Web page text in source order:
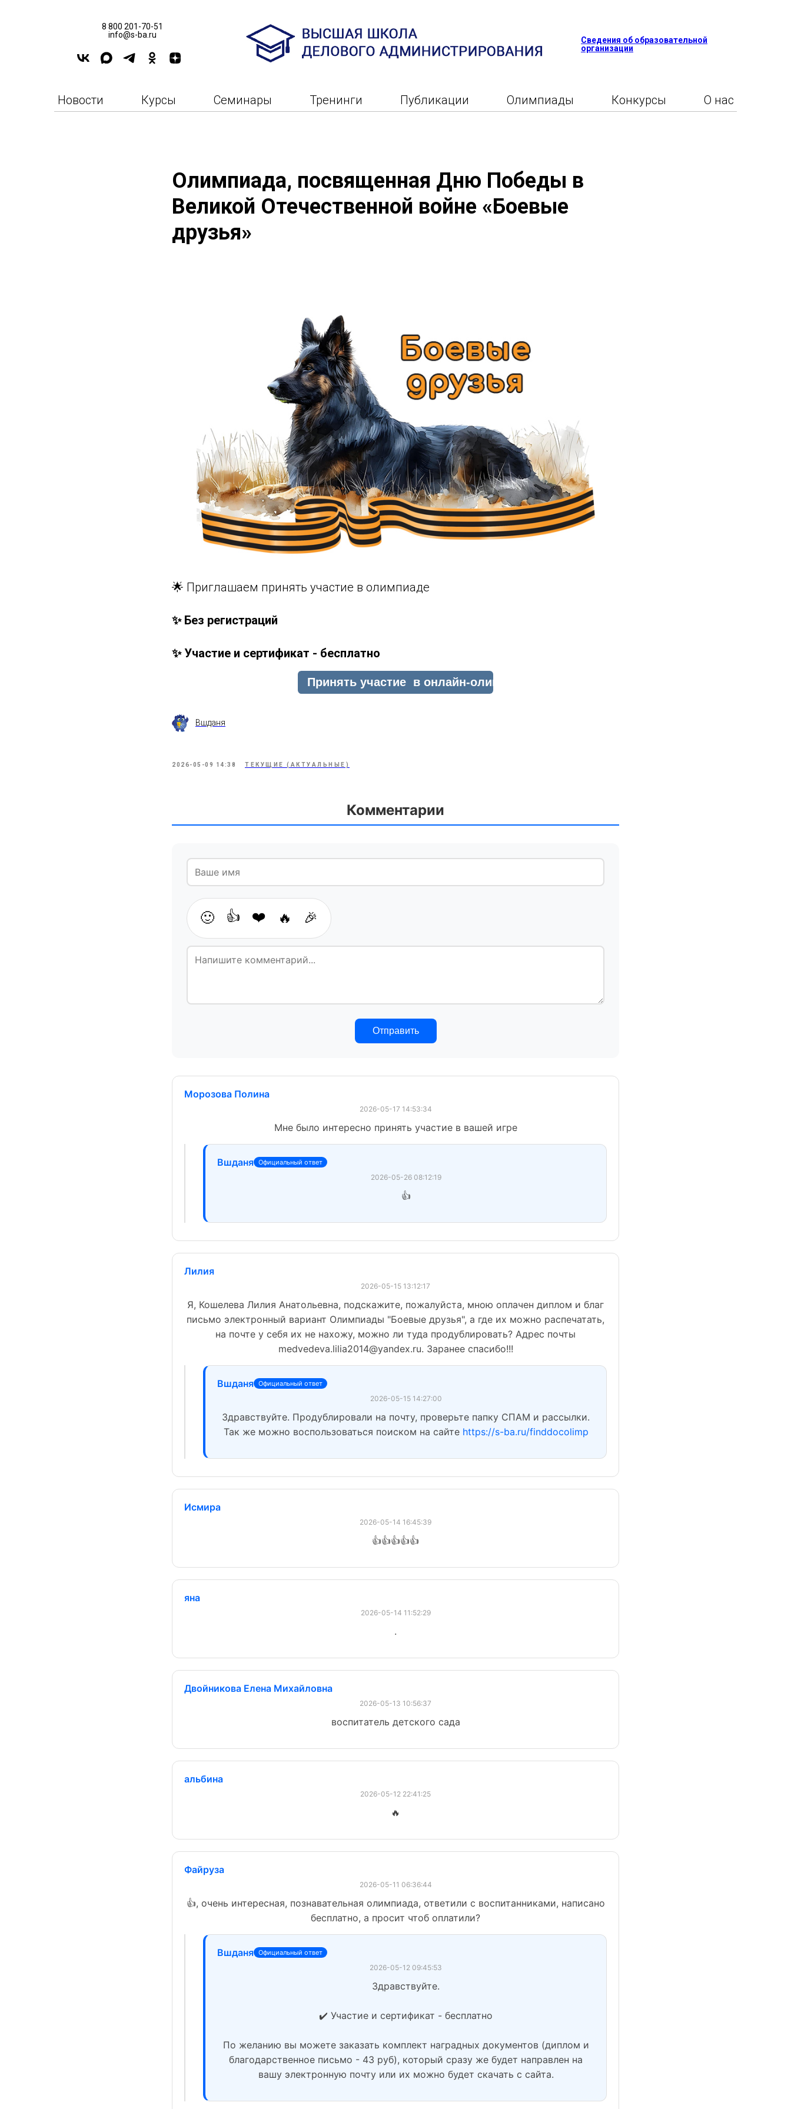
8 800 201-70-51
info@s-ba.ru
Сведения об образовательной
организации
Новости Курсы Семинары Тренинги Публикации Олимпиады Конкурсы О нас
Олимпиада, посвященная Дню Победы в
Великой Отечественной войне «Боевые
друзья»
🌟 Приглашаем принять участие в олимпиаде
✨ Без регистраций
✨ Участие и сертификат - бесплатно
Вшданя
2026-05-09 14:38 ТЕКУЩИЕ (АКТУАЛЬНЫЕ)
Комментарии
🙂 👍 ❤️ 🔥 🎉
Отправить
Морозова Полина
2026-05-17 14:53:34
Мне было интересно принять участие в вашей игре
Вшданя Официальный ответ
2026-05-26 08:12:19
👍
Лилия
2026-05-15 13:12:17
Я, Кошелева Лилия Анатольевна, подскажите, пожалуйста, мною оплачен диплом и благ
письмо электронный вариант Олимпиады "Боевые друзья", а где их можно распечатать,
на почте у себя их не нахожу, можно ли туда продублировать? Адрес почты
medvedeva.lilia2014@yandex.ru. Заранее спасибо!!!
Вшданя Официальный ответ
2026-05-15 14:27:00
Здравствуйте. Продублировали на почту, проверьте папку СПАМ и рассылки.
Так же можно воспользоваться поиском на сайте https://s-ba.ru/finddocolimp
Исмира
2026-05-14 16:45:39
👍👍👍👍👍
яна
2026-05-14 11:52:29
.
Двойникова Елена Михайловна
2026-05-13 10:56:37
воспитатель детского сада
альбина
2026-05-12 22:41:25
🔥
Файруза
2026-05-11 06:36:44
👍, очень интересная, познавательная олимпиада, ответили с воспитанниками, написано
бесплатно, а просит чтоб оплатили?
Вшданя Официальный ответ
2026-05-12 09:45:53
Здравствуйте.
✔️ Участие и сертификат - бесплатно
По желанию вы можете заказать комплект наградных документов (диплом и
благодарственное письмо - 43 руб), который сразу же будет направлен на
вашу электронную почту или их можно будет скачать с сайта.